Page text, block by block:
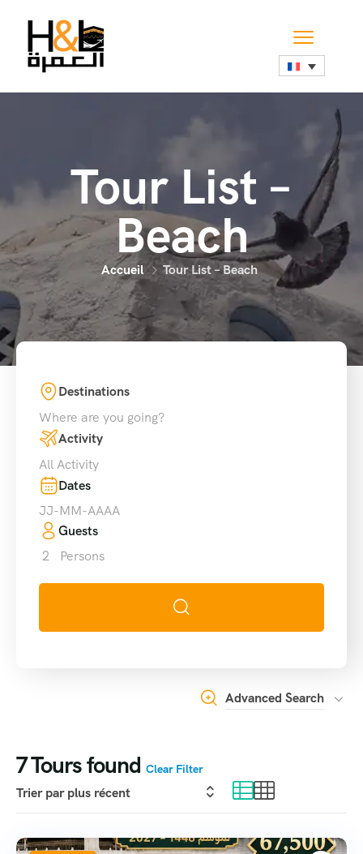
Tour List –
Beach
Accueil Tour List – Beach
Destinations
Where are you going?
Activity
All Activity
Dates
Guests
2
Persons
Advanced Search
7Tours found Clear Filter